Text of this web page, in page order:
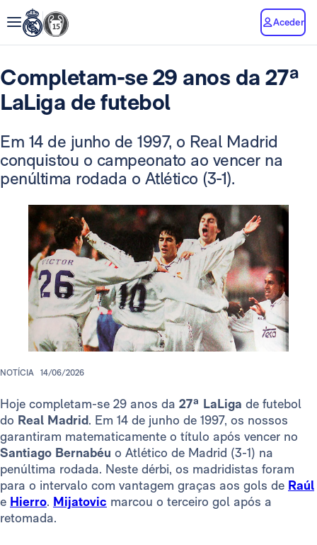
Aceder
Completam-se 29 anos da 27ª
LaLiga de futebol
Em 14 de junho de 1997, o Real Madrid
conquistou o campeonato ao vencer na
penúltima rodada o Atlético (3-1).
NOTÍCIA 14/06/2026
Hoje completam-se 29 anos da 27ª LaLiga de futebol
do Real Madrid. Em 14 de junho de 1997, os nossos
garantiram matematicamente o título após vencer no
Santiago Bernabéu o Atlético de Madrid (3-1) na
penúltima rodada. Neste dérbi, os madridistas foram
para o intervalo com vantagem graças aos gols de Raúl
e Hierro. Mijatovic marcou o terceiro gol após a
retomada.